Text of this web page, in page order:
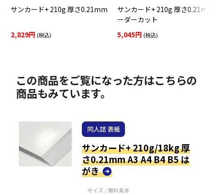
サンカード+ 210g 厚さ0.21mm
2,829円 (税込)
サンカード+ 210g 厚さ0.21mm
ーダーカット
5,045円 (税込)
この商品をご覧になった方はこちらの
商品もみています。
同人誌 表紙
サンカード+ 210g/18kg 厚
さ0.21mm A3 A4 B4 B5 は
がき
サイズ / 無料見本